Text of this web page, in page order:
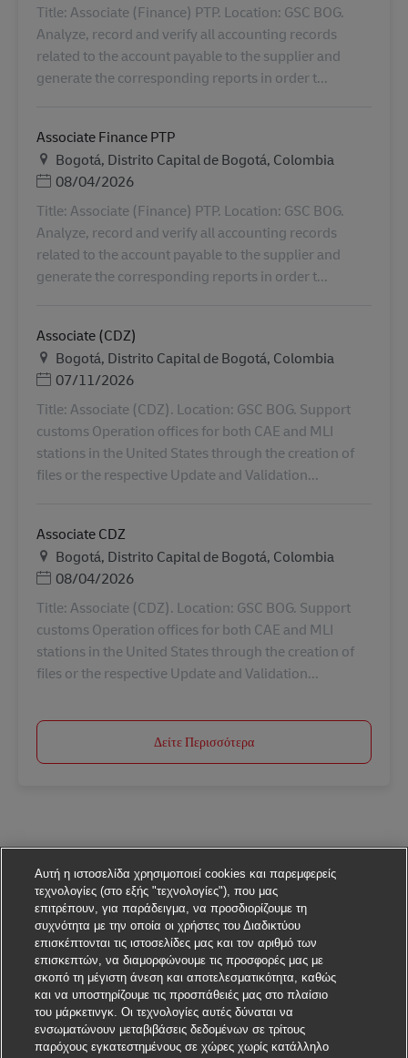
Title: Associate (Finance) PTP. Location: GSC BOG.
Analyze, record and verify all accounting records
related to the account payable to the supplier and
generate the corresponding reports in order t...
Associate Finance PTP
Τοποθεσία
Bogotá, Distrito Capital de Bogotá, Colombia
Ημερομηνία Ανάρτησης
08/04/2026
Title: Associate (Finance) PTP. Location: GSC BOG.
Analyze, record and verify all accounting records
related to the account payable to the supplier and
generate the corresponding reports in order t...
Associate (CDZ)
Τοποθεσία
Bogotá, Distrito Capital de Bogotá, Colombia
Ημερομηνία Ανάρτησης
07/11/2026
Title: Associate (CDZ). Location: GSC BOG. Support
customs Operation offices for both CAE and MLI
stations in the United States through the creation of
files or the respective Update and Validation...
Associate CDZ
Τοποθεσία
Bogotá, Distrito Capital de Bogotá, Colombia
Ημερομηνία Ανάρτησης
08/04/2026
Title: Associate (CDZ). Location: GSC BOG. Support
customs Operation offices for both CAE and MLI
stations in the United States through the creation of
files or the respective Update and Validation...
Δείτε Περισσότερα
Αυτή η ιστοσελίδα χρησιμοποιεί cookies και παρεμφερείς
τεχνολογίες (στο εξής "τεχνολογίες"), που μας
επιτρέπουν, για παράδειγμα, να προσδιορίζουμε τη
συχνότητα με την οποία οι χρήστες του Διαδικτύου
επισκέπτονται τις ιστοσελίδες μας και τον αριθμό των
επισκεπτών, να διαμορφώνουμε τις προσφορές μας με
σκοπό τη μέγιστη άνεση και αποτελεσματικότητα, καθώς
και να υποστηρίζουμε τις προσπάθειές μας στο πλαίσιο
του μάρκετινγκ. Οι τεχνολογίες αυτές δύναται να
ενσωματώνουν μεταβιβάσεις δεδομένων σε τρίτους
παρόχους εγκατεστημένους σε χώρες χωρίς κατάλληλο